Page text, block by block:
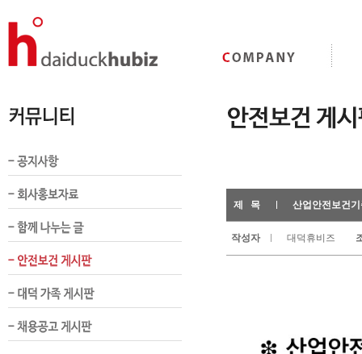
제 목 산업안전보건
작성자 대덕휴비즈